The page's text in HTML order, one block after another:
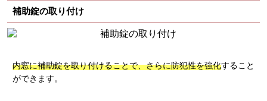
補助錠の取り付け
内窓に補助錠を取り付けることで、さらに防犯性を強化すること
ができます。